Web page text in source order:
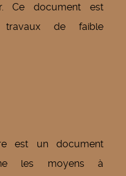
Ce document est
de faible
est un document
les moyens à